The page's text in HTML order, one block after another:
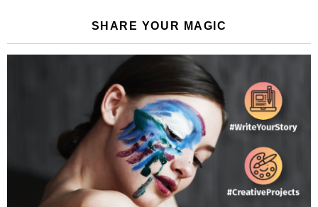
SHARE YOUR MAGIC